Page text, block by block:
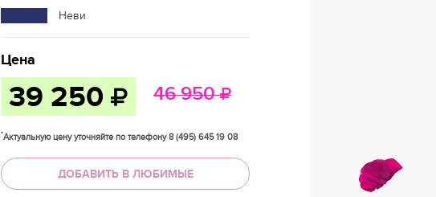
Неви
Цена
39 250 46 950
*Актуальную цену уточняйте по телефону 8 (495) 645 19 08
ДОБАВИТЬ В ЛЮБИМЫЕ